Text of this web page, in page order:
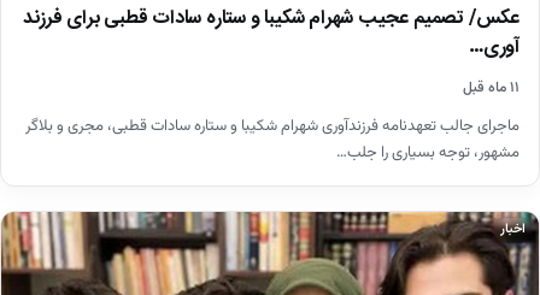
عکس/ تصمیم عجیب شهرام شکیبا و ستاره سادات قطبی برای فرزند
آوری…
۱۱ ماه قبل
ماجرای جالب تعهدنامه فرزندآوری شهرام شکیبا و ستاره سادات قطبی، مجری و بلاگر
مشهور، توجه بسیاری را جلب…
اخبار